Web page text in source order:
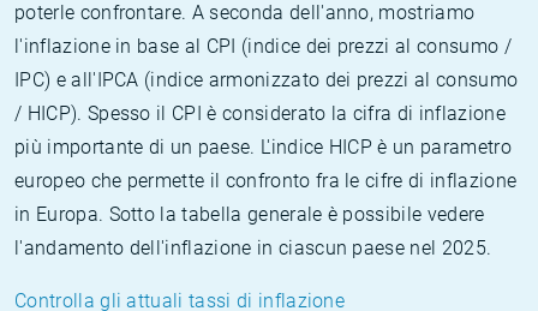
poterle confrontare. A seconda dell'anno, mostriamo
l'inflazione in base al CPI (indice dei prezzi al consumo /
IPC) e all'IPCA (indice armonizzato dei prezzi al consumo
/ HICP). Spesso il CPI è considerato la cifra di inflazione
più importante di un paese. L'indice HICP è un parametro
europeo che permette il confronto fra le cifre di inflazione
in Europa. Sotto la tabella generale è possibile vedere
l'andamento dell'inflazione in ciascun paese nel 2025.
Controlla gli attuali tassi di inflazione